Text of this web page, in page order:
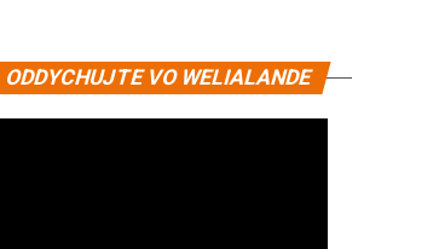
ODDYCHUJTE VO WELIALANDE